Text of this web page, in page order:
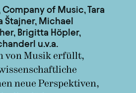
of Music, Tara
Štajner, Michael
Brigitta Höpler,
u.v.a.
von Musik erfüllt,
neue Perspektiven,